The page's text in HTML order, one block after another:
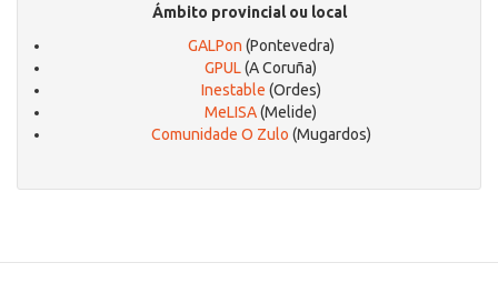
Ámbito provincial ou local
GALPon (Pontevedra)
GPUL(A Coruña)
Inestable (Ordes)
MeLISA(Melide)
Comunidade O Zulo (Mugardos)